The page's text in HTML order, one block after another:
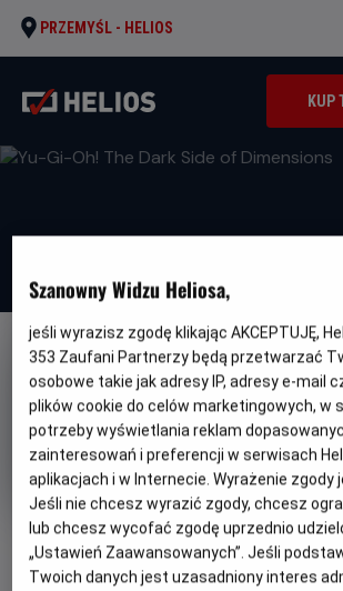
PRZEMYŚL - HELIOS
KUP
NAPISY
OBSERWUJ
Yu-Gi-Oh! The
Dimensions
Oryginalny
tytuł
Yu-Gi-Oh! The Dark Side
Gatunek
Anime
Minimalny
wiek
Od 12 lat
Czas
trwania
130 min
Kraj
i
rok
produkcji
Japonia
Szanowny Widzu Heliosa,
jeśli wyrazisz zgodę klikając AKCEPTUJĘ,
353 Zaufani Partnerzy będą przetwarzać
osobowe takie jak adresy IP, adresy e-mail
plików cookie do celów marketingowych, w
potrzeby wyświetlania reklam
zainteresowań i preferencji w serwisach
aplikacjach i w Internecie. Wyrażenie zgody
Jeśli nie chcesz wyrazić zgody, chcesz
lub chcesz wycofać zgodę uprzednio
„Ustawień Zaawansowanych”. Jeśli
Twoich danych jest uzasadniony interes